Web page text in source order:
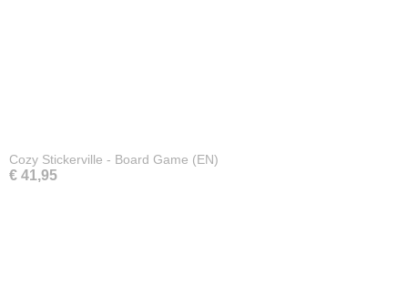
Cozy Stickerville - Board Game (EN)
€ 41,95